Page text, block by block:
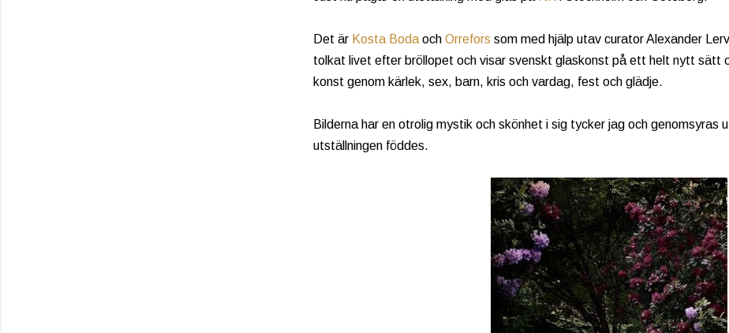
Det är Kosta Boda och Orrefors som med hjälp utav curator Alexander
tolkat livet efter bröllopet och visar svenskt glaskonst på ett helt nytt sätt
konst genom kärlek, sex, barn, kris och vardag, fest och glädje.
Bilderna har en otrolig mystik och skönhet i sig tycker jag och genomsyras
utställningen föddes.